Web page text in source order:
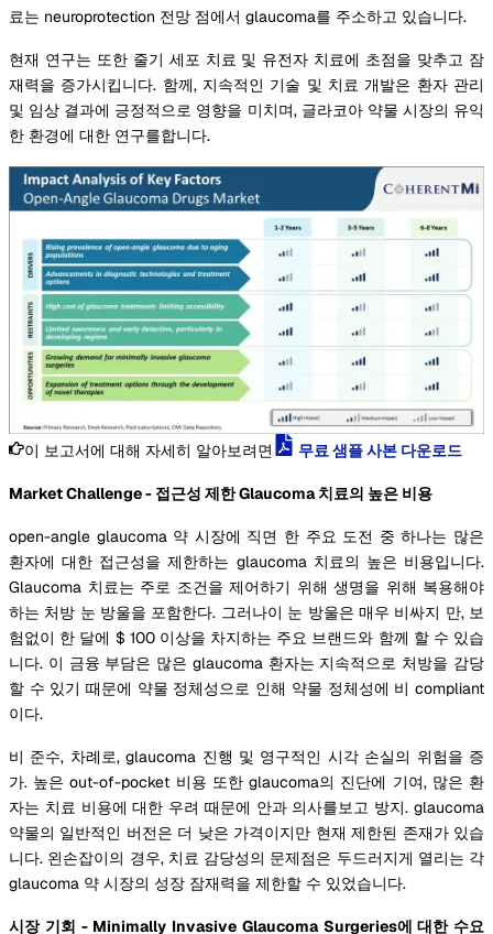
료는 neuroprotection 전망 점에서 glaucoma를 주소하고 있습니다.
현재 연구는 또한 줄기 세포 치료 및 유전자 치료에 초점을 맞추고 잠
재력을 증가시킵니다. 함께, 지속적인 기술 및 치료 개발은 환자 관리
및 임상 결과에 긍정적으로 영향을 미치며, 글라코아 약물 시장의 유익
한 환경에 대한 연구를합니다.
이 보고서에 대해 자세히 알아보려면 무료 샘플 사본 다운로드
Market Challenge - 접근성 제한 Glaucoma 치료의 높은 비용
open-angle glaucoma 약 시장에 직면 한 주요 도전 중 하나는 많은
환자에 대한 접근성을 제한하는 glaucoma 치료의 높은 비용입니다.
Glaucoma 치료는 주로 조건을 제어하기 위해 생명을 위해 복용해야
하는 처방 눈 방울을 포함한다. 그러나이 눈 방울은 매우 비싸지 만, 보
험없이 한 달에 $ 100 이상을 차지하는 주요 브랜드와 함께 할 수 있습
니다. 이 금융 부담은 많은 glaucoma 환자는 지속적으로 처방을 감당
할 수 있기 때문에 약물 정체성으로 인해 약물 정체성에 비 compliant
이다.
비 준수, 차례로, glaucoma 진행 및 영구적인 시각 손실의 위험을 증
가. 높은 out-of-pocket 비용 또한 glaucoma의 진단에 기여, 많은 환
자는 치료 비용에 대한 우려 때문에 안과 의사를보고 방지. glaucoma
약물의 일반적인 버전은 더 낮은 가격이지만 현재 제한된 존재가 있습
니다. 왼손잡이의 경우, 치료 감당성의 문제점은 두드러지게 열리는 각
glaucoma 약 시장의 성장 잠재력을 제한할 수 있었습니다.
시장 기회 - Minimally Invasive Glaucoma Surgeries에 대한 수요